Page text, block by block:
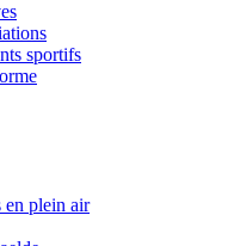
sportifs
en plein air